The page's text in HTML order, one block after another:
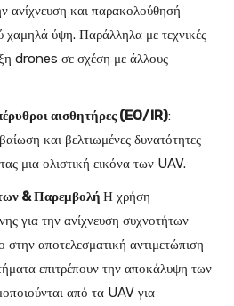
ανίχνευση και παρακολούθησή
ύψη. Παράλληλα με τεχνικές
drones σε σχέση με άλλους
αισθητήρες (EO/IR):
και βελτιωμένες δυνατότητες
μια ολιστική εικόνα των UAV.
& Παρεμβολή Η χρήση
για την ανίχνευση συχνοτήτων
στην αποτελεσματική αντιμετώπιση
επιτρέπουν την αποκάλυψη των
από τα UAV για